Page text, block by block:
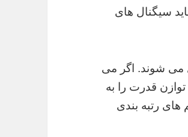
سیگنال های
می شوند. اگر می
قدرت را به
های رتبه بندی